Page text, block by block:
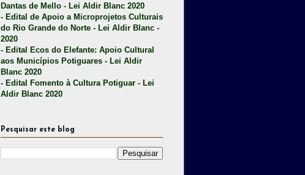
Dantas de Mello - Lei Aldir Blanc 2020
- Edital de Apoio a Microprojetos Culturais
do Rio Grande do Norte - Lei Aldir Blanc -
2020
- Edital Ecos do Elefante: Apoio Cultural
aos Municípios Potiguares - Lei Aldir
Blanc 2020
- Edital Fomento à Cultura Potiguar - Lei
Aldir Blanc 2020
Pesquisar este blog